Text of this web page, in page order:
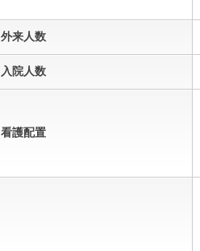
外来人数
入院人数
看護配置